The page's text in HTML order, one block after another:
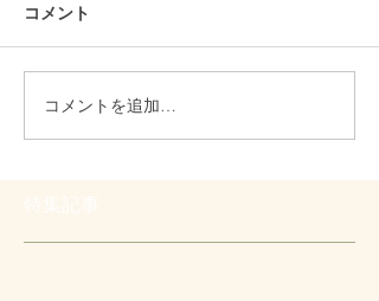
コメント
コメントを追加…